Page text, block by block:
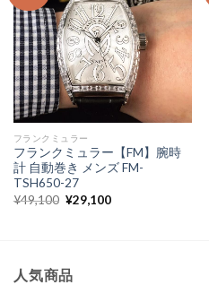
フランクミュラー
フランクミュラー【FM】腕時
計 自動巻き メンズ FM-
TSH650-27
¥49,100 ¥29,100
人気商品